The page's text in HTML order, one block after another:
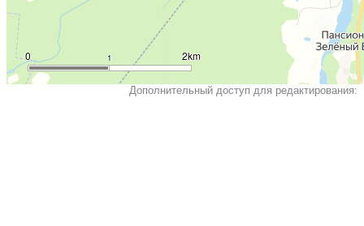
1
0 2km
Дополнительный доступ для редактирования: